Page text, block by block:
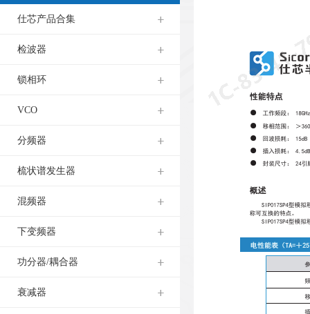
仕芯产品合集
检波器
锁相环
VCO
分频器
梳状谱发生器
混频器
下变频器
功分器/耦合器
衰减器